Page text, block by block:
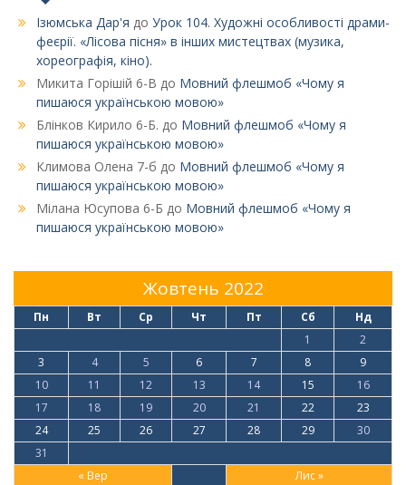
Ізюмська Дар'я до Урок 104. Художні особливості драми-
феєрії. «Лісова пісня» в інших мистецтвах (музика,
хореографія, кіно).
Микита Горішій 6-В до Мовний флешмоб «Чому я
пишаюся українською мовою»
Блінков Кирило 6-Б. до Мовний флешмоб «Чому я
пишаюся українською мовою»
Климова Олена 7-б до Мовний флешмоб «Чому я
пишаюся українською мовою»
Мілана Юсупова 6-Б до Мовний флешмоб «Чому я
пишаюся українською мовою»
Жовтень 2022
Пн Вт Ср Чт Пт Сб Нд
« Вер Лис »
1
2
3
4 5 6 7 8
9
10
11 12 13 14 15
16
17
18 19 20 21 22
23
24
25 26 27 28 29
30
31